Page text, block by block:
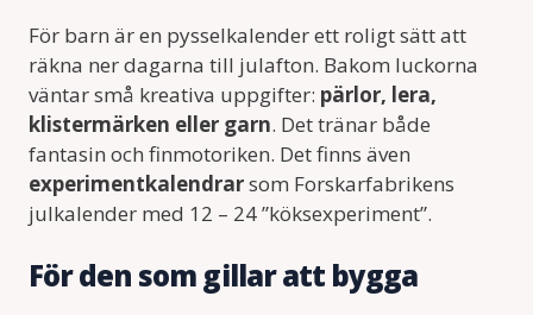
För barn är en pysselkalender ett roligt sätt att
räkna ner dagarna till julafton. Bakom luckorna
väntar små kreativa uppgifter: pärlor, lera,
klistermärken eller garn. Det tränar både
fantasin och finmotoriken. Det finns även
experimentkalendrarsom Forskarfabrikens
julkalender med 12 – 24 ”köksexperiment”.
För den som gillar att bygga